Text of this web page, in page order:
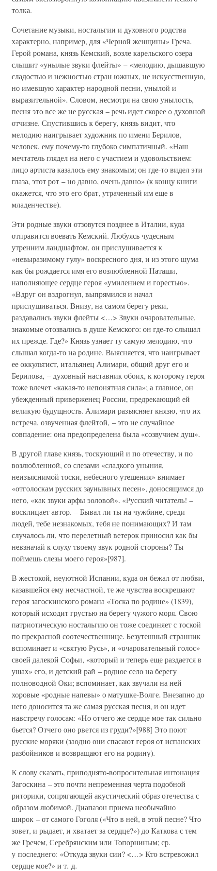
толка.
Сочетание музыки, ностальгии и духовного родства
характерно, например, для «Черной женщины» Греча.
Герой романа, князь Кемский, возле карельского озера
слышит «унылые звуки флейты» – «мелодию, дышавшую
сладостью и нежностью стран южных, не искусственную,
но имевшую характер народной песни, унылой и
выразительной». Словом, несмотря на свою унылость,
песня это все же не русская – речь идет скорее о духовной
отчизне. Спустившись к берегу, князь видит, что
мелодию наигрывает художник по имени Берилов,
человек, ему почему-то глубоко симпатичный. «Наш
мечтатель глядел на него с участием и удовольствием:
лицо артиста казалось ему знакомым; он где-то видел эти
глаза, этот рот – но давно, очень давно» (к концу книги
окажется, что это его брат, утраченный им еще в
младенчестве).
Эти родные звуки отзовутся позднее в Италии, куда
отправится воевать Кемский. Любуясь чудесным
утренним ландшафтом, он прислушивается к
«невыразимому гулу» воскресного дня, и из этого шума
как бы рождается имя его возлюбленной Наташи,
наполняющее сердце героя «умилением и горестью».
«Вдруг он вздрогнул, выпрямился и начал
прислушиваться. Внизу, на самом берегу реки,
раздавались звуки флейты <…> Звуки очаровательные,
знакомые отозвались в душе Кемского: он где-то слышал
их прежде. Где?» Князь узнает ту самую мелодию, что
слышал когда-то на родине. Выясняется, что наигрывает
ее оккультист, итальянец Алимари, общий друг его и
Берилова, – духовный наставник обоих, к которому героя
тоже влечет «какая-то непонятная сила»; а главное, он
убежденный приверженец России, предрекающий ей
великую будущность. Алимари разъясняет князю, что их
встреча, озвученная флейтой, – это не случайное
совпадение: она предопределена была «созвучием душ».
В другой главе князь, тоскующий и по отечеству, и по
возлюбленной, со слезами «сладкого уныния,
неизъяснимой тоски, небесного утешения» внимает
«отголоскам русских заунывных песен», доносящимся до
него, «как звуки арфы эоловой». «Русский читатель! –
восклицает автор. – Бывал ли ты на чужбине, среди
людей, тебе незнакомых, тебя не понимающих? И там
случалось ли, что перелетный ветерок приносил как бы
невзначай к слуху твоему звук родной стороны? Ты
поймешь слезы моего героя»[987].
В жестокой, неуютной Испании, куда он бежал от любви,
казавшейся ему несчастной, те же чувства воскрешают
героя загоскинского романа «Тоска по родине» (1839),
который исходит грустью на берегу чужого моря. Свою
патриотическую ностальгию он тоже соединяет с тоской
по прекрасной соотечественнице. Безутешный странник
вспоминает и «святую Русь», и «очаровательный голос»
своей далекой Софьи, «который и теперь еще раздается в
ушах» его, и детский рай – родное село на берегу
полноводной Оки; вспоминает, как звучали на ней
хоровые «родные напевы» о матушке-Волге. Внезапно до
него доносится та же самая русская песня, и он идет
навстречу голосам: «Но отчего же сердце мое так сильно
бьется? Отчего оно рвется из груди?»[988] Это поют
русские моряки (заодно они спасают героя от испанских
разбойников и возвращают его на родину).
К слову сказать, приподнято-вопросительная интонация
Загоскина – это почти непременная черта подобной
риторики, сопрягающей акустический образ отечества с
образом любимой. Диапазон приема необычайно
широк – от самого Гоголя («Что в ней, в этой песне? Что
зовет, и рыдает, и хватает за сердце?») до Каткова с тем
же Гречем, Серебрянским или Топорниным; ср.
у последнего: «Откуда звуки сии? <…> Кто встревожил
сердце мое?» и т. д.